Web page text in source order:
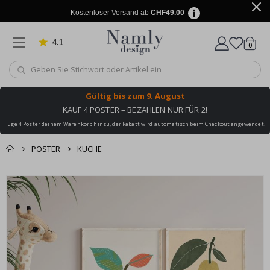
Kostenloser Versand ab CHF49.00
4.1 von 1019 Bewertungen
Wagen
0
Gültig bis zum 9. August
KAUF 4 POSTER – BEZAHLEN NUR FÜR 2!
Füge 4 Poster deinem Warenkorb hinzu, der Rabatt wird automatisch beim Checkout angewendet!
POSTER KÜCHE
Zusammen gekaufte
Produkte
Zum
Ende
der
Bildgalerie
springen